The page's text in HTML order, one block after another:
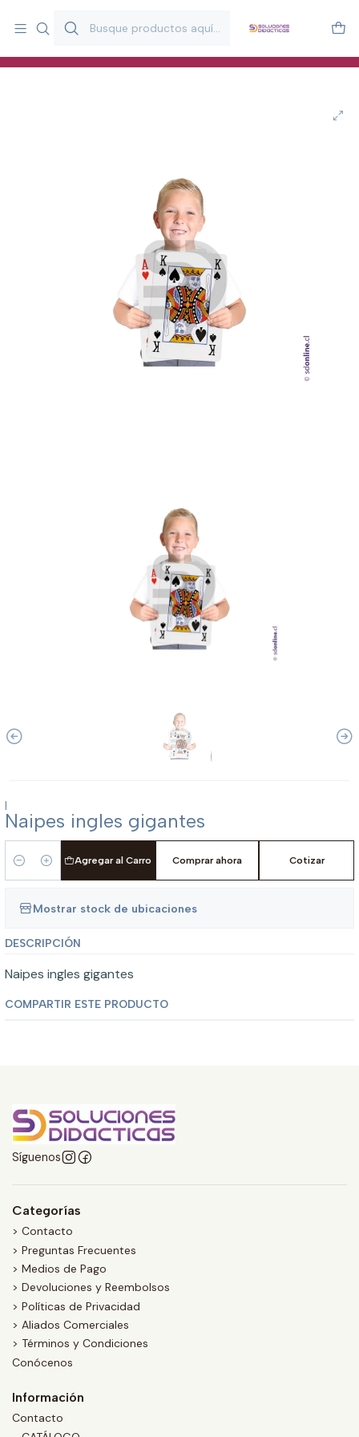
y estimulación infantil en Chile.
Especialistas en recursos educativos para aulas, terapeutas y
|
Naipes ingles gigantes
Cantidad
Agregar al Carro Comprar ahora Cotizar
Mostrar stock de ubicaciones
DESCRIPCIÓN
Naipes ingles gigantes
COMPARTIR ESTE PRODUCTO
Síguenos
Categorías
> Contacto
> Preguntas Frecuentes
> Medios de Pago
> Devoluciones y Reembolsos
> Políticas de Privacidad
> Aliados Comerciales
> Términos y Condiciones
Conócenos
Información
Contacto